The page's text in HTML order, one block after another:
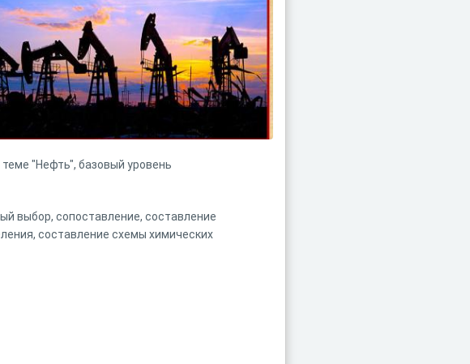
"Нефть", базовый уровень
выбор, сопоставление, составление
составление схемы химических